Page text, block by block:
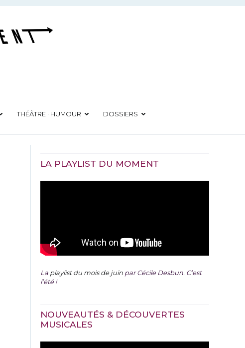
THÉÂTRE · HUMOUR DOSSIERS
LA PLAYLIST DU MOMENT
La playlist du mois de juin par Cécile Desbun. C’est
l’été !
NOUVEAUTÉS & DÉCOUVERTES
MUSICALES